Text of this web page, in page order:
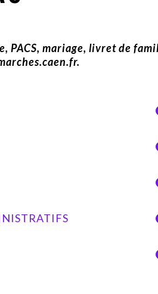
PACS, mariage, livret de